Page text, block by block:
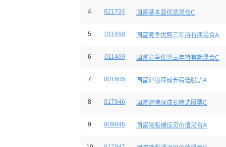
4 021734 国富基本面优选混合C
5 011468 国富竞争优势三年持有期混合A
6 011469 国富竞争优势三年持有期混合C
7 001605 国富沪港深成长精选股票A
8 017946 国富沪港深成长精选股票C
9 009846 国富港股通远见价值混合A